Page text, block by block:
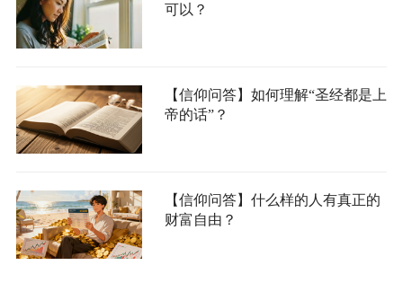
可以？
【信仰问答】如何理解“圣经都是上
帝的话”？
【信仰问答】什么样的人有真正的
财富自由？